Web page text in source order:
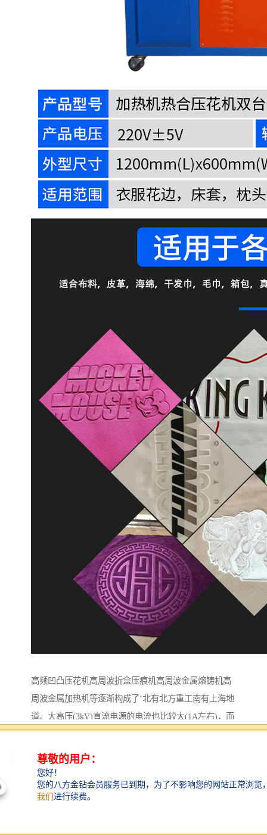
高频凹凸压花机高周波折盒压痕机高周波金属熔铸机高
周波金属加热机等逐渐构成了‘北有北方重工南有上海地
道。大高压(3kV)直流电源的电流也比较大(1A左右)，而
它的大高压整流电源却十分简略，用4只1A/10kV高压硅
堆加一只0.1μF/8kV的滤波电容器组成。避免办法⑴建厂
房时做好体系的，用0.3的镀锌板或小意图铁丝网周围，
将50mm的铁管打入地下2-3米，每隔两米打一根，将网